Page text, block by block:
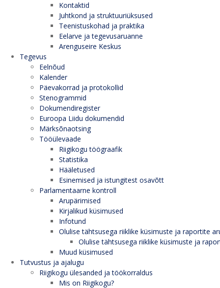
Kontaktid
Juhtkond ja struktuuriüksused
Teenistuskohad ja praktika
Eelarve ja tegevusaruanne
Arenguseire Keskus
Tegevus
Eelnõud
Kalender
Päevakorrad ja protokollid
Stenogrammid
Dokumendiregister
Euroopa Liidu dokumendid
Märksõnaotsing
Tööülevaade
Riigikogu töögraafik
Statistika
Hääletused
Esinemised ja istungitest osavõtt
Parlamentaarne kontroll
Arupärimised
Kirjalikud küsimused
Infotund
Olulise tähtsusega riiklike küsimuste ja raportite
Olulise tähtsusega riiklike küsimuste ja
Muud küsimused
Tutvustus ja ajalugu
Riigikogu ülesanded ja töökorraldus
Mis on Riigikogu?